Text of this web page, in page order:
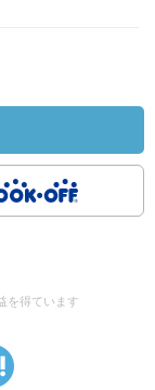
を得ています